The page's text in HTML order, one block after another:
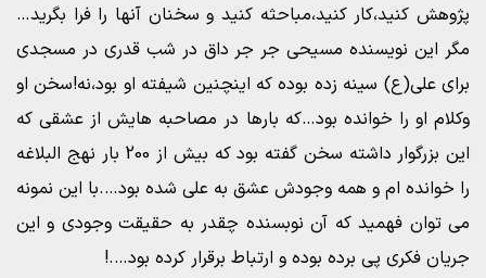
پژوهش کنید،کار کنید،مباحثه کنید و سخنان آنها را فرا بگرید…
مگر این نویسنده مسیحی جر جر داق در شب قدری در مسجدی
برای علی(ع) سینه زده بوده که اینچنین شیفته او بود،نه!سخن او
وکلام او را خوانده بود…که بارها در مصاحبه هایش از عشقی که
این بزرگوار داشته سخن گفته بود که بیش از 200 بار نهج البلاغه
را خوانده ام و همه وجودش عشق به علی شده بود….با این نمونه
می توان فهمید که آن نوبسنده چقدر به حقیقت وجودی و این
جریان فکری پی برده بوده و ارتباط برقرار کرده بود….!